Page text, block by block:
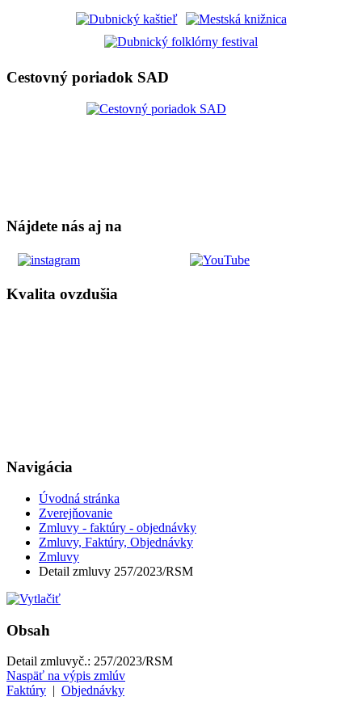
Cestovný poriadok SAD
Nájdete nás aj na
Kvalita ovzdušia
Navigácia
Úvodná stránka
Zverejňovanie
Zmluvy - faktúry - objednávky
Zmluvy, Faktúry, Objednávky
Zmluvy
Detail zmluvy 257/2023/RSM
Obsah
Detail zmluvyč.: 257/2023/RSM
Naspäť na výpis zmlúv
Faktúry | Objednávky